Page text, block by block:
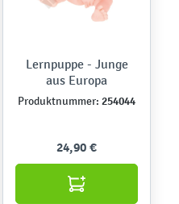
Lernpuppe - Junge
aus Europa
Produktnummer: 254044
24,90 €